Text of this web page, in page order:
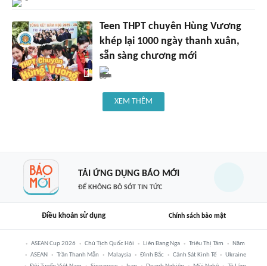
Teen THPT chuyên Hùng Vương
khép lại 1000 ngày thanh xuân,
sẵn sàng chương mới
XEM THÊM
TẢI ỨNG DỤNG BÁO MỚI
ĐỂ KHÔNG BỎ SÓT TIN TỨC
Điều khoản sử dụng Chính sách bảo mật
ASEAN Cup 2026 Chủ Tịch Quốc Hội Liên Bang Nga Triệu Thị Tâm
Năm
ASEAN
Trần Thanh Mẫn Malaysia Đình Bắc Cảnh Sát Kinh Tế
Ukraine